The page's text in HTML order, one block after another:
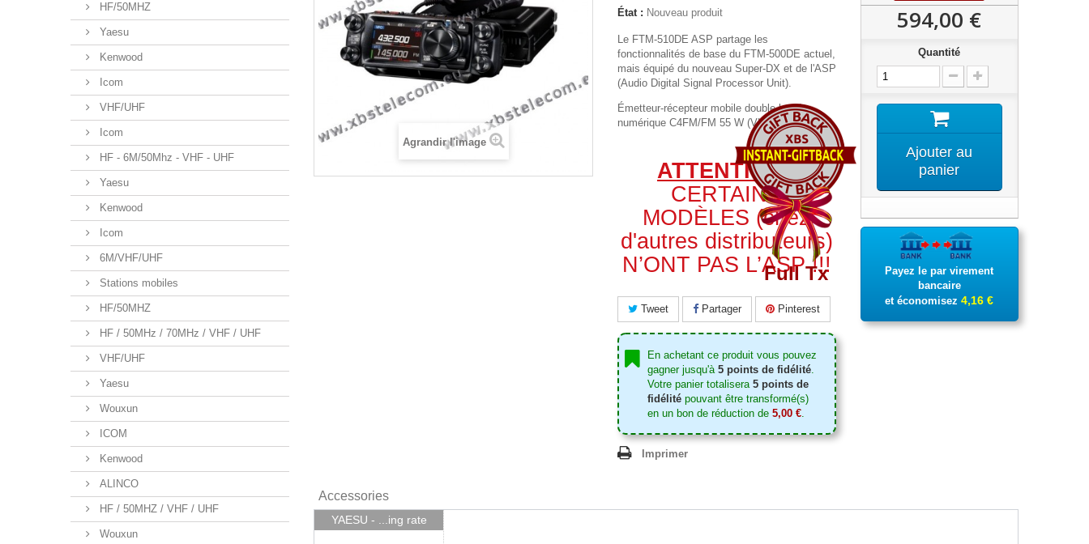
HF/50MHZ
Yaesu
Kenwood
Icom
VHF/UHF
Icom
HF - 6M/50Mhz - VHF - UHF
Yaesu
Kenwood
Icom
6M/VHF/UHF
Stations mobiles
HF/50MHZ
HF / 50MHz / 70MHz / VHF / UHF
VHF/UHF
Yaesu
Wouxun
ICOM
Kenwood
ALINCO
HF / 50MHZ / VHF / UHF
Wouxun
Agrandir l'image
État : Nouveau produit
Full Tx
Le FTM-510DE ASP partage les
fonctionnalités de base du FTM-500DE actuel,
mais équipé du nouveau Super-DX et de l'ASP
(Audio Digital Signal Processor Unit).
Émetteur-récepteur mobile double bande
numérique C4FM/FM 55 W (VHF)/50 W (UHF)
ATTENTION:
CERTAINS
MODÈLES (chez
d'autres distributeurs)
N’ONT PAS L’ASP !!!
Tweet Partager Pinterest
En achetant ce produit vous pouvez
gagner jusqu'à 5 points de fidélité.
Votre panier totalisera 5 points de
fidélité pouvant être transformé(s)
en un bon de réduction de 5,00 €.
Imprimer
594,00 €
Quantité
Ajouter au
panier
Payez le par virement
bancaire
et économisez4,16 €
Accessories
YAESU - ...ing rate